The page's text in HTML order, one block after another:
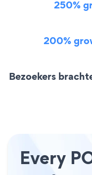
250%
200%
Bezoekers
Every